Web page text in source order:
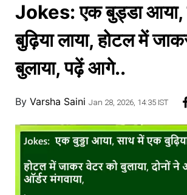
मनोरंजन
स्पोर्ट्स
बिझनेस
हेल्थ
ट्रॅव्हल
खाना
Jokes: एक बुड्डा आया,
बुढ़िया लाया, होटल में
बुलाया, पढ़ें आगे..
By Varsha Saini Jan 28, 2026, 14:35 IST